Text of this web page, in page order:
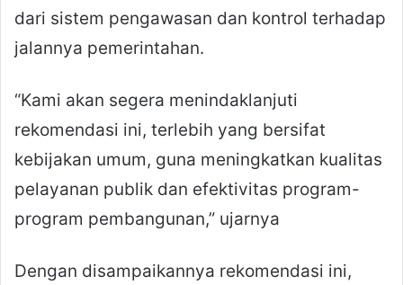
dari sistem pengawasan dan kontrol terhadap
jalannya pemerintahan.
“Kami akan segera menindaklanjuti
rekomendasi ini, terlebih yang bersifat
kebijakan umum, guna meningkatkan kualitas
pelayanan publik dan efektivitas program-
program pembangunan,” ujarnya
Dengan disampaikannya rekomendasi ini,